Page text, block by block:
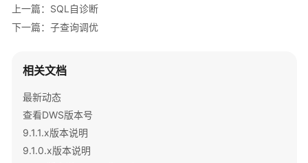
历
本
SQL
语
法
参
上一篇：SQL自诊断
下一篇：子查询调优
相关文档
最新动态
查看DWS版本号
9.1.1.x版本说明
9.1.0.x版本说明